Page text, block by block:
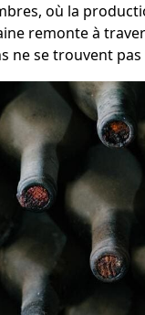
où la
remonte à
ne se trouvent pas